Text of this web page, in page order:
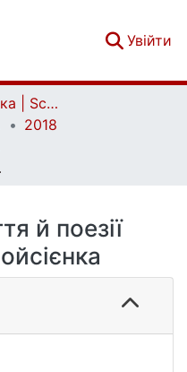
Увійти
Наукова періодика | Scientific periodicals
2018
й поезії